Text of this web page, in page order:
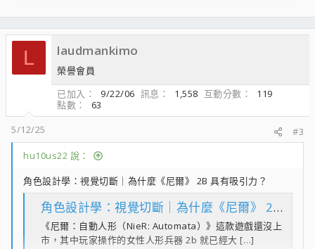
a
c
o
：
L laudmankimo
榮譽會員
已加入
9/22/06 訊息 1,558 互動分數
119
點數
63
5/12/25
#3
hu10us22 說：
角色設計學：視覺切斷｜為什麼《尼爾》 2B 具有吸引力？
角色設計學：視覺切斷｜為什麼《尼爾》 2B 具有吸引力？ - U-ACG
《尼爾：自動人形（NieR: Automata）》這款遊戲還沒上
市，其中玩家操作的女性人形兵器 2b 就已經大 […]